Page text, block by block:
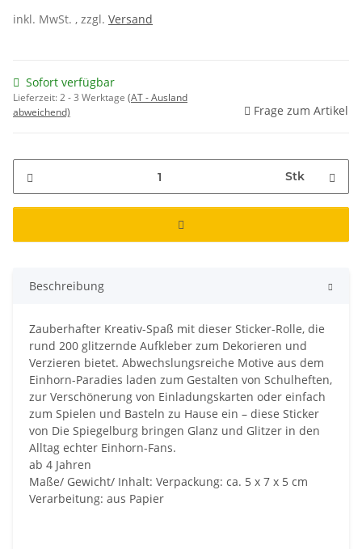
inkl. MwSt. , zzgl. Versand
Sofort verfügbar
Lieferzeit:2 - 3 Werktage (AT - Ausland
abweichend)
Frage zum Artikel
Stk
Beschreibung
Zauberhafter Kreativ-Spaß mit dieser Sticker-Rolle, die
rund 200 glitzernde Aufkleber zum Dekorieren und
Verzieren bietet. Abwechslungsreiche Motive aus dem
Einhorn-Paradies laden zum Gestalten von Schulheften,
zur Verschönerung von Einladungskarten oder einfach
zum Spielen und Basteln zu Hause ein – diese Sticker
von Die Spiegelburg bringen Glanz und Glitzer in den
Alltag echter Einhorn-Fans.
ab 4 Jahren
Maße/ Gewicht/ Inhalt: Verpackung: ca. 5 x 7 x 5 cm
Verarbeitung: aus Papier